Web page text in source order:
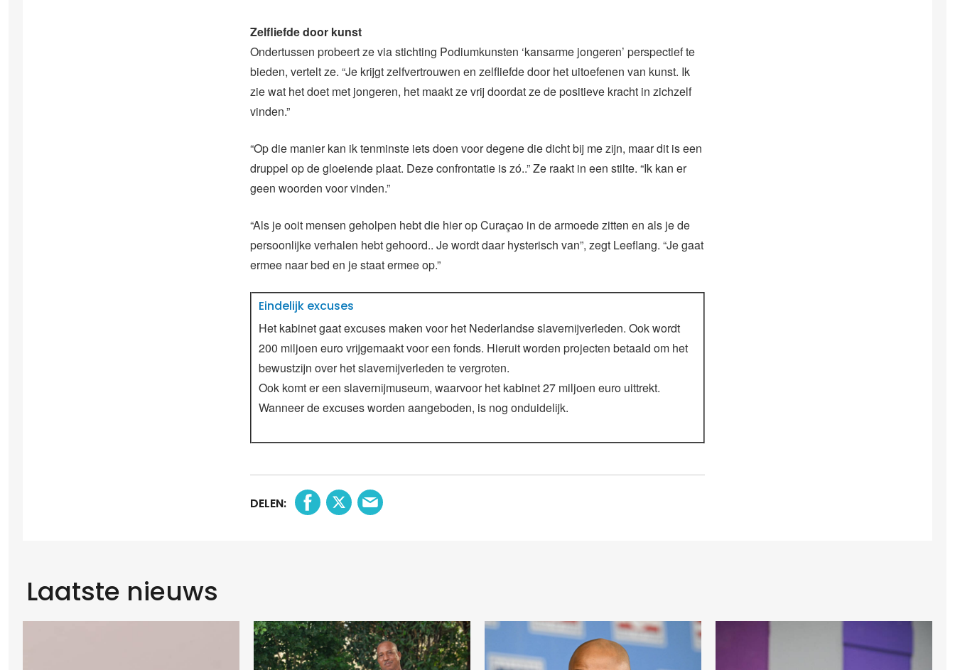
Zelfliefde door kunst
Ondertussen probeert ze via stichting Podiumkunsten ‘kansarme jongeren’ perspectief te
bieden, vertelt ze. “Je krijgt zelfvertrouwen en zelfliefde door het uitoefenen van kunst. Ik
zie wat het doet met jongeren, het maakt ze vrij doordat ze de positieve kracht in zichzelf
vinden.”
“Op die manier kan ik tenminste iets doen voor degene die dicht bij me zijn, maar dit is een
druppel op de gloeiende plaat. Deze confrontatie is zó..” Ze raakt in een stilte. “Ik kan er
geen woorden voor vinden.”
“Als je ooit mensen geholpen hebt die hier op Curaçao in de armoede zitten en als je de
persoonlijke verhalen hebt gehoord.. Je wordt daar hysterisch van”, zegt Leeflang. “Je gaat
ermee naar bed en je staat ermee op.”
Eindelijk excuses
Het kabinet gaat excuses maken voor het Nederlandse slavernijverleden. Ook wordt
200 miljoen euro vrijgemaakt voor een fonds. Hieruit worden projecten betaald om het
bewustzijn over het slavernijverleden te vergroten.
Ook komt er een slavernijmuseum, waarvoor het kabinet 27 miljoen euro uittrekt.
Wanneer de excuses worden aangeboden, is nog onduidelijk.
DELEN:
Laatste nieuws